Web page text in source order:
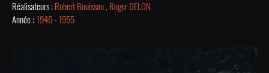
Réalisateurs : Robert Bouissou , Roger DELON
Année : 1946 - 1955